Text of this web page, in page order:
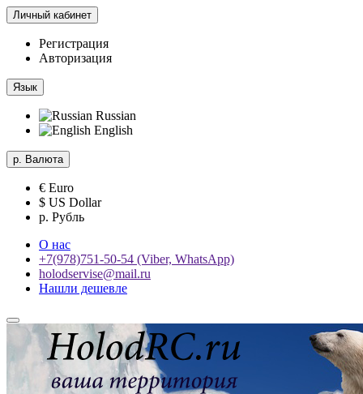
Личный кабинет
Регистрация
Авторизация
Язык
Russian
English
р. Валюта
€ Euro
$ US Dollar
р. Рубль
О нас
+7(978)751-50-54 (Viber, WhatsApp)
holodservise@mail.ru
Нашли дешевле